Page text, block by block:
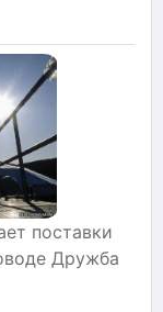
поставки
Дружба